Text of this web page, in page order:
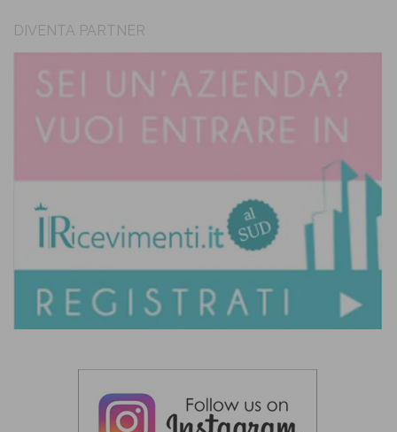
DIVENTA PARTNER